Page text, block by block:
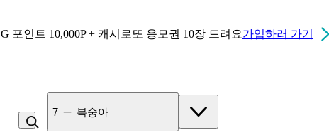
G 포인트 10,000P + 캐시로또 응모권 10장 드려요가입하러 가기
7 복숭아